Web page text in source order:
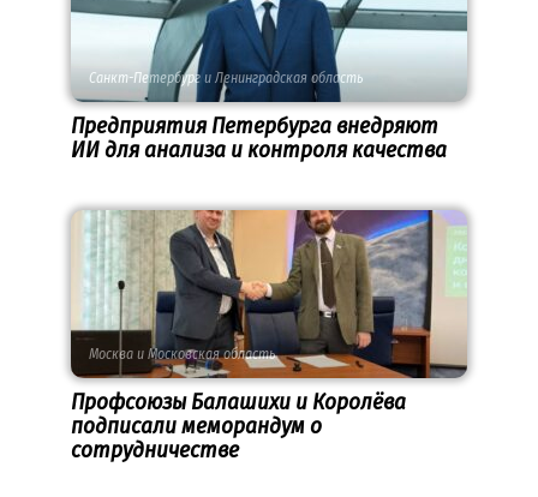
Санкт-Петербург и Ленинградская область
Предприятия Петербурга внедряют
ИИ для анализа и контроля качества
Москва и Московская область
Профсоюзы Балашихи и Королёва
подписали меморандум о
сотрудничестве